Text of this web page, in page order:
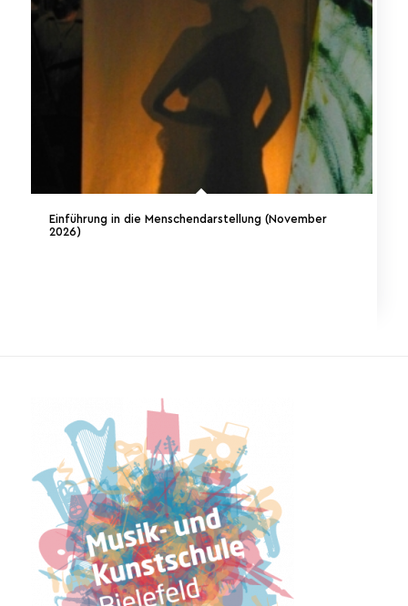
Einführung in die Menschendarstellung (November
2026)